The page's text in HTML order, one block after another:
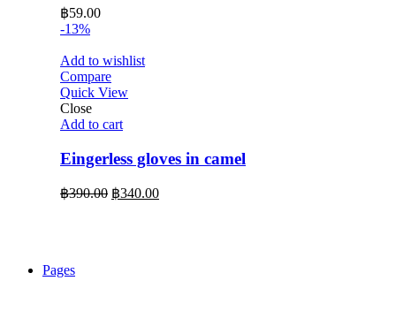
฿59.00
-13%
Add to wishlist
Compare
Quick View
Close
Add to cart
Eingerless gloves in camel
฿390.00 Original
฿340.00Current
Pages